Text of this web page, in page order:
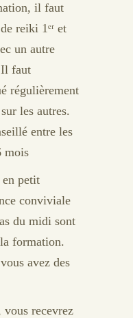
il faut
reiki 1ᵉʳ et
un autre
faut
régulièrement
les autres.
entre les
mois
petit
conviviale
du midi sont
formation.
avez des
recevrez